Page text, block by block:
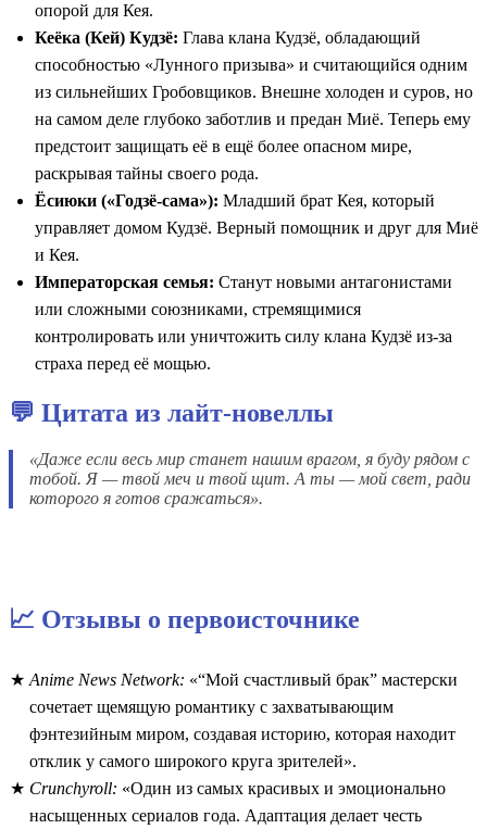
опорой для Кея.
Кеёка (Кей) Кудзё: Глава клана Кудзё, обладающий
способностью «Лунного призыва» и считающийся одним
из сильнейших Гробовщиков. Внешне холоден и суров, но
на самом деле глубоко заботлив и предан Миё. Теперь ему
предстоит защищать её в ещё более опасном мире,
раскрывая тайны своего рода.
Ёсиюки («Годзё-сама»): Младший брат Кея, который
управляет домом Кудзё. Верный помощник и друг для Миё
и Кея.
Императорская семья: Станут новыми антагонистами
или сложными союзниками, стремящимися
контролировать или уничтожить силу клана Кудзё из-за
страха перед её мощью.
💬 Цитата из лайт-новеллы
«Даже если весь мир станет нашим врагом, я буду рядом с
тобой. Я — твой меч и твой щит. А ты — мой свет, ради
которого я готов сражаться».
📈 Отзывы о первоисточнике
Anime News Network: «“Мой счастливый брак” мастерски
сочетает щемящую романтику с захватывающим
фэнтезийным миром, создавая историю, которая находит
отклик у самого широкого круга зрителей».
Crunchyroll: «Один из самых красивых и эмоционально
насыщенных сериалов года. Адаптация делает честь